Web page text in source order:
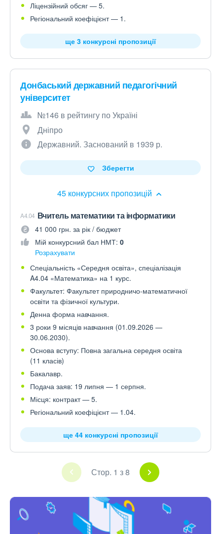
Ліцензійний обсяг — 5.
Регіональний коефіцієнт — 1.
ще 3 конкурсні пропозиції
Донбаський державний педагогічний
університет
№146 в рейтингу по Україні
Дніпро
Державний. Заснований в 1939 р.
45 конкурсних пропозицій
Зберегти
A4.04 Вчитель математики та інформатики
41 000 грн. за рік / бюджет
Мій конкурсний бал НМТ: 0
Розрахувати
Спеціальність «Середня освіта», спеціалізація
A4.04 «Математика» на 1 курс.
Факультет: Факультет природничо-математичної
освіти та фізичної культури.
Денна форма навчання.
3 роки 9 місяців навчання (01.09.2026 —
30.06.2030).
Основа вступу: Повна загальна середня освіта
(11 класів)
Бакалавр.
Подача заяв: 19 липня — 1 серпня.
Місця: контракт — 5.
Регіональний коефіцієнт — 1.04.
ще 44 конкурсні пропозиції
Стор. 1 з 8